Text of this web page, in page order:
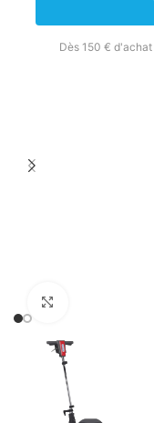
Dès 150 € d'achat